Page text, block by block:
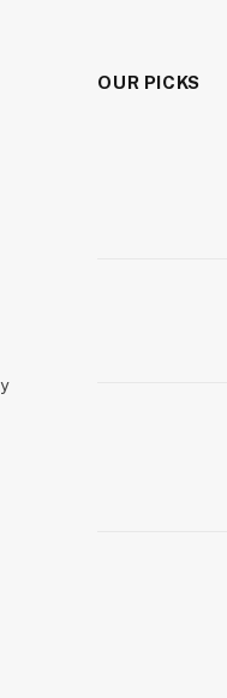
OUR PICKS